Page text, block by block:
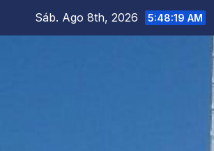
Sáb. Ago 8th, 2026 5:48:21 AM